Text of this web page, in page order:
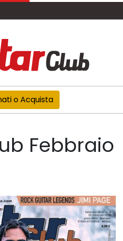
o Acquista
Febbraio